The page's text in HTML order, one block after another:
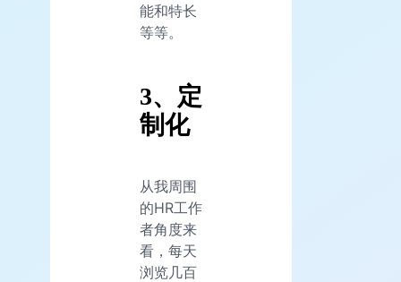
能和特长
等等。
3、定
制化
从我周围
的HR工作
者角度来
看，每天
浏览几百